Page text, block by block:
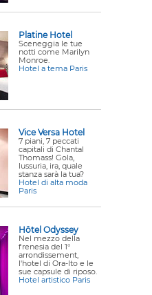
Platine Hotel
Sceneggia le tue
notti come Marilyn
Monroe.
Hotel a tema Paris
Vice Versa Hotel
7 piani, 7 peccati
capitali di Chantal
Thomass! Gola,
lussuria, ira, quale
stanza sarà la tua?
Hotel di alta moda
Paris
Hôtel Odyssey
Nel mezzo della
frenesia del 1°
arrondissement,
l'hotel di Ora-Ito e le
sue capsule di riposo.
Hotel artistico Paris